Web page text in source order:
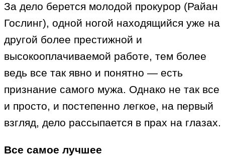
За дело берется молодой прокурор (Райан
Гослинг), одной ногой находящийся уже на
другой более престижной и
высокооплачиваемой работе, тем более
ведь все так явно и понятно — есть
признание самого мужа. Однако не так все
и просто, и постепенно легкое, на первый
взгляд, дело рассыпается в прах на глазах.
Все самое лучшее